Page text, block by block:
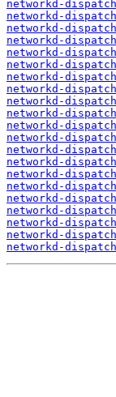
networkd-
networkd-
networkd-
networkd-
networkd-
networkd-
networkd-
networkd-
networkd-
networkd-
networkd-
networkd-
networkd-
networkd-
networkd-
networkd-
networkd-
networkd-
networkd-
networkd-
networkd-